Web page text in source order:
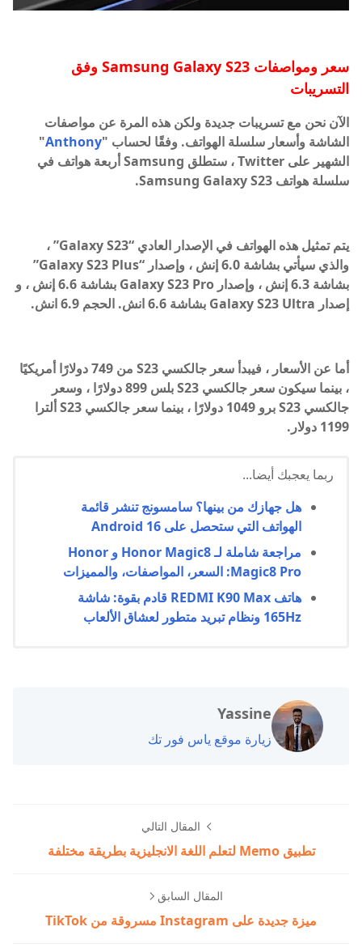
سعر ومواصفات Samsung Galaxy S23 وفق
التسريبات
الآن نحن مع تسريبات جديدة ولكن هذه المرة عن مواصفات
الشاشة وأسعار سلسلة الهواتف. وفقًا لحساب "Anthony
"
الشهير على Twitter ، ستطلق Samsung أربعة هواتف في
سلسلة هواتف Samsung Galaxy S23.
يتم تمثيل هذه الهواتف في الإصدار العادي “Galaxy S23” ،
والذي سيأتي بشاشة 6.0 إنش ، وإصدار “Galaxy S23 Plus”
بشاشة 6.3 إنش ، وإصدار Galaxy S23 Pro بشاشة 6.6 إنش ، و
إصدار Galaxy S23 Ultra بشاشة 6.6 انش. الحجم 6.9 انش.
أما عن الأسعار ، فيبدأ سعر جالكسي S23 من 749 دولارًا أمريكيًا
، بينما سيكون سعر جالكسي S23 بلس 899 دولارًا ، وسعر
جالكسي S23 برو 1049 دولارًا ، بينما سعر جالكسي S23 ألترا
1199 دولار.
ربما يعجبك أيضا...
هل جهازك من بينها؟ سامسونج تنشر قائمة
الهواتف التي ستحصل على Android 16
مراجعة شاملة لـ Honor Magic8 و Honor
Magic8 Pro: السعر، المواصفات، والمميزات
هاتف REDMI K90 Max قادم بقوة: شاشة
165Hz ونظام تبريد متطور لعشاق الألعاب
Yassine
زيارة موقع ياس فور تك
المقال التالي
تطبيق Memo لتعلم اللغة الانجليزية بطريقة مختلفة
المقال السابق
ميزة جديدة على Instagram مسروقة من TikTok